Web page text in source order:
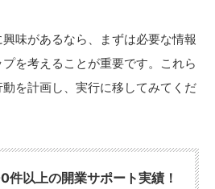
味があるなら、まずは必要な情報
を考えることが重要です。これら
を計画し、実行に移してみてくだ
以上の開業サポート実績！